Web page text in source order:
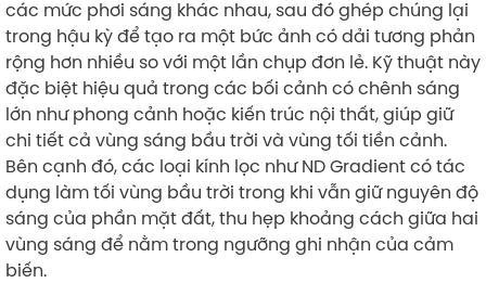
các mức phơi sáng khác nhau, sau đó ghép chúng lại
trong hậu kỳ để tạo ra một bức ảnh có dải tương phản
rộng hơn nhiều so với một lần chụp đơn lẻ. Kỹ thuật này
đặc biệt hiệu quả trong các bối cảnh có chênh sáng
lớn như phong cảnh hoặc kiến trúc nội thất, giúp giữ
chi tiết cả vùng sáng bầu trời và vùng tối tiền cảnh.
Bên cạnh đó, các loại kính lọc như ND Gradient có tác
dụng làm tối vùng bầu trời trong khi vẫn giữ nguyên độ
sáng của phần mặt đất, thu hẹp khoảng cách giữa hai
vùng sáng để nằm trong ngưỡng ghi nhận của cảm
biến.